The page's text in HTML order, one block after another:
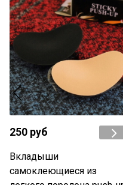
250 руб
Вкладыши
самоклеющиеся из